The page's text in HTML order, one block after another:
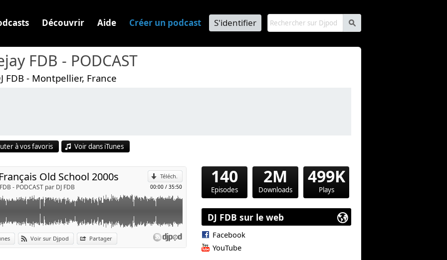
s
Découvrir Aide Créer un podcast S'identifier
FDB - PODCAST
FDB - Montpellier, France
à vos favoris Voir dans iTunes
Téléch.
00:00 / 35:50
Old School 2000s
- PODCAST par DJ FDB
Voir sur Djpod Partager
Envoyer par e-mail
p
140
Episodes
2M
Downloads
499K
Plays
DJ FDB sur le web
Facebook
YouTube